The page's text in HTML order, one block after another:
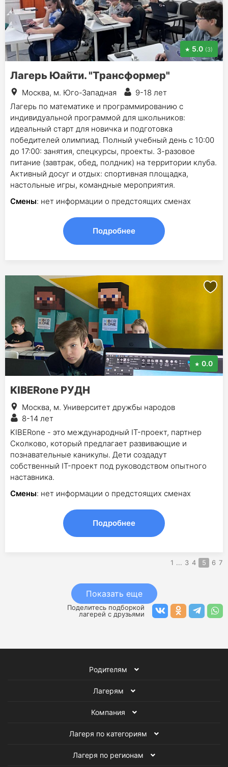
5.0 (3)
Лагерь Юайти. "Трансформер"
Москва, м. Юго-Западная
9-18 лет
Лагерь по математике и программированию с
индивидуальной программой для школьников:
идеальный старт для новичка и подготовка
победителей олимпиад. Полный учебный день с 10:00
до 17:00: занятия, спецкурсы, проекты. 3-разовое
питание (завтрак, обед, полдник) на территории клуба.
Активный досуг и отдых: спортивная площадка,
настольные игры, командные мероприятия.
Смены: нет информации о предстоящих сменах
Подробнее
0.0
KIBERone РУДН
Москва, м. Университет дружбы народов
8-14 лет
KIBERone - это международный IT-проект, партнер
Сколково, который предлагает развивающие и
познавательные каникулы. Дети создадут
собственный IT-проект под руководством опытного
наставника.
Смены: нет информации о предстоящих сменах
Подробнее
1 ... 3 4 5 6 7
Показать еще
Поделитесь подборкой
лагерей с друзьями
Родителям
Лагерям
Компания
Лагеря по категориям
Лагеря по регионам